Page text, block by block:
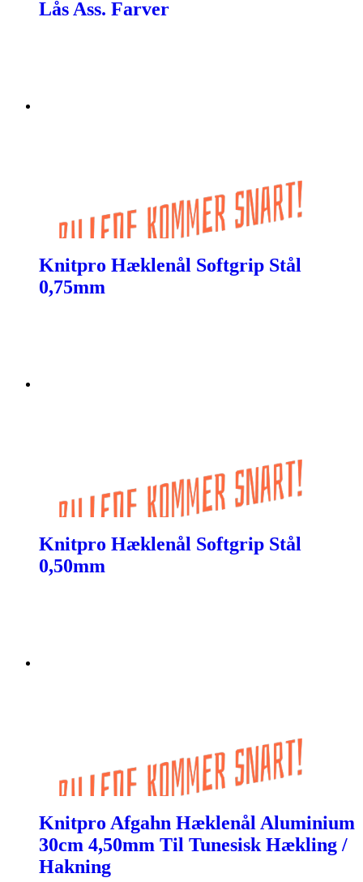
Lås Ass. Farver
Knitpro Hæklenål Softgrip Stål
0,75mm
Knitpro Hæklenål Softgrip Stål
0,50mm
Knitpro Afgahn Hæklenål Aluminium
30cm 4,50mm Til Tunesisk Hækling /
Hakning